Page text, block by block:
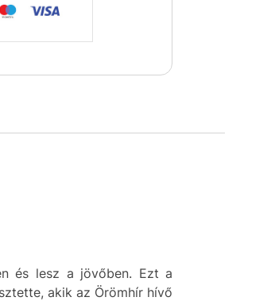
és lesz a jövőben. Ezt a
akik az Örömhír hívő